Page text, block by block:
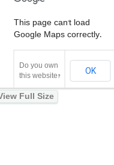
This page can't load
Google Maps correctly.
Do you own
this website?
OK
Full Size